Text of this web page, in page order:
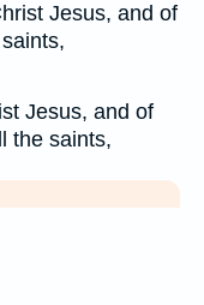
Jesus, and of
Jesus, and of
the saints,